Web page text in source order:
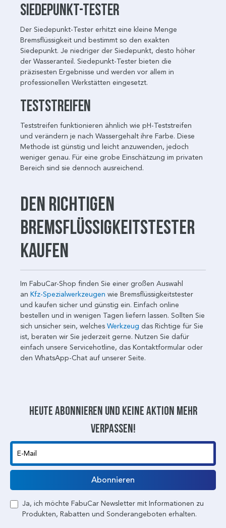
Siedepunkt-Tester
Der Siedepunkt-Tester erhitzt eine kleine Menge
Bremsflüssigkeit und bestimmt so den exakten
Siedepunkt. Je niedriger der Siedepunkt, desto höher
der Wasseranteil. Siedepunkt-Tester bieten die
präzisesten Ergebnisse und werden vor allem in
professionellen Werkstätten eingesetzt.
Teststreifen
Teststreifen funktionieren ähnlich wie pH-Teststreifen
und verändern je nach Wassergehalt ihre Farbe. Diese
Methode ist günstig und leicht anzuwenden, jedoch
weniger genau. Für eine grobe Einschätzung im privaten
Bereich sind sie dennoch ausreichend.
Den richtigen
Bremsflüssigkeitstester
kaufen
Im FabuCar-Shop finden Sie einer großen Auswahl
an Kfz-Spezialwerkzeugen wie Bremsflüssigkeitstester
und kaufen sicher und günstig ein. Einfach online
bestellen und in wenigen Tagen liefern lassen. Sollten Sie
sich unsicher sein, welches Werkzeug das Richtige für Sie
ist, beraten wir Sie jederzeit gerne. Nutzen Sie dafür
einfach unsere Servicehotline, das Kontaktformular oder
den WhatsApp-Chat auf unserer Seite.
Heute abonnieren und keine aktion mehr
verpassen!
E-Mail
Abonnieren
Ja, ich möchte FabuCar Newsletter mit Informationen zu
Produkten, Rabatten und Sonderangeboten erhalten.